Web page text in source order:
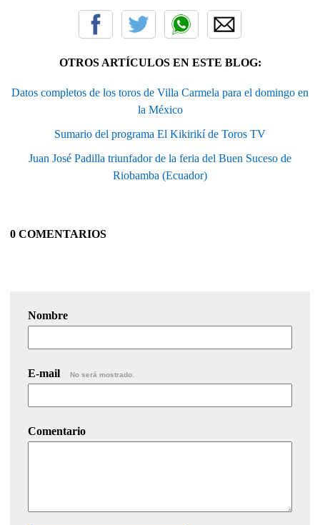
OTROS ARTÍCULOS EN ESTE BLOG:
Datos completos de los toros de Villa Carmela para el domingo en
la México
Sumario del programa El Kikirikí de Toros TV
Juan José Padilla triunfador de la feria del Buen Suceso de
Riobamba (Ecuador)
0 COMENTARIOS
Nombre
E-mail No será mostrado.
Comentario